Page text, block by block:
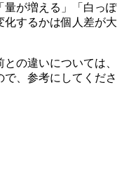
量が増える」「白っぽ
化するかは個人差が大
の違いについては、
、参考にしてくださ